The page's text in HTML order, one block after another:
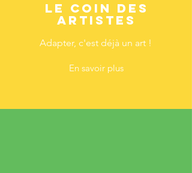
Le coin des
artistes
Adapter, c'est déjà un art !
En savoir plus